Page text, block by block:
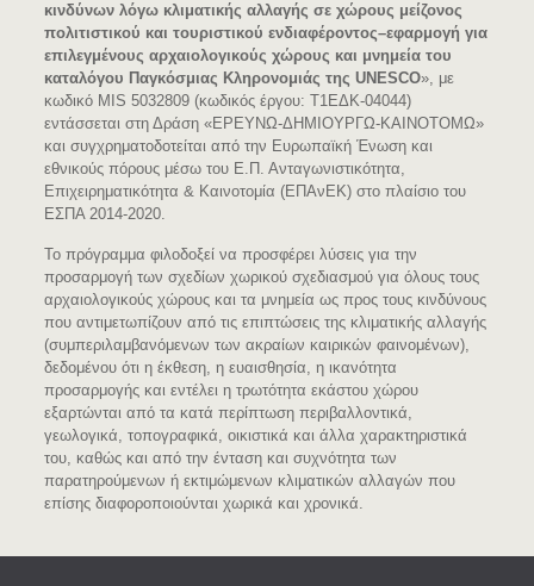
κινδύνων λόγω κλιματικής αλλαγής σε χώρους μείζονος
πολιτιστικού και τουριστικού ενδιαφέροντος–εφαρμογή για
επιλεγμένους αρχαιολογικούς χώρους και μνημεία του
καταλόγου Παγκόσμιας Κληρονομιάς της UNESCO», με
κωδικό MIS 5032809 (κωδικός έργου: Τ1ΕΔΚ-04044)
εντάσσεται στη Δράση «ΕΡΕΥΝΩ-ΔΗΜΙΟΥΡΓΩ-ΚΑΙΝΟΤΟΜΩ»
και συγχρηματοδοτείται από την Ευρωπαϊκή Ένωση και
εθνικούς πόρους μέσω του Ε.Π. Ανταγωνιστικότητα,
Επιχειρηματικότητα & Καινοτομία (ΕΠΑνΕΚ) στο πλαίσιο του
ΕΣΠΑ 2014-2020.
To πρόγραμμα φιλοδοξεί να προσφέρει λύσεις για την
προσαρμογή των σχεδίων χωρικού σχεδιασμού για όλους τους
αρχαιολογικούς χώρους και τα μνημεία ως προς τους κινδύνους
που αντιμετωπίζουν από τις επιπτώσεις της κλιματικής αλλαγής
(συμπεριλαμβανόμενων των ακραίων καιρικών φαινομένων),
δεδομένου ότι η έκθεση, η ευαισθησία, η ικανότητα
προσαρμογής και εντέλει η τρωτότητα εκάστου χώρου
εξαρτώνται από τα κατά περίπτωση περιβαλλοντικά,
γεωλογικά, τοπογραφικά, οικιστικά και άλλα χαρακτηριστικά
του, καθώς και από την ένταση και συχνότητα των
παρατηρούμενων ή εκτιμώμενων κλιματικών αλλαγών που
επίσης διαφοροποιούνται χωρικά και χρονικά.